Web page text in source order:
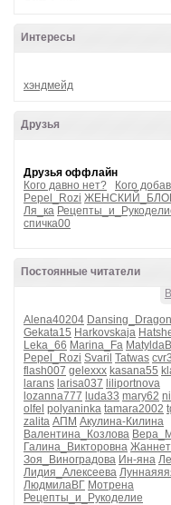
Интересы
хэндмейд
Друзья
Друзья оффлайн
Кого давно нет?
Кого
Pepel_Rozi
Ля_ка
спичка00
Постоянные читатели
Alena40204 Dansing_Dragon
Gekata15 Harkovskaja
Leka_66 Marina_Fa
Pepel_Rozi Svaril Tatwas
flash007 gelexxx kasana55
larans larisa037 liliportnova
lozanna777 luda33 mary62
olfel polyaninka tamara2002
zalita АПМ Акулина-Килина
Валентина_Козлова
Галина_Викторовна
Зоя_Виноградова Ин-яна
Лидия_Алексеева
ЛюдмилаВГ Мотрена
Рецепты_и_Рукоделие